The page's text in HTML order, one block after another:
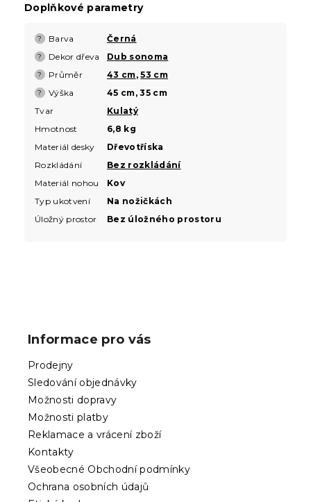
Doplňkové parametry
? Barva Černá
? Dekor dřeva Dub sonoma
? Průměr 43 cm,53 cm
? Výška
45 cm, 35 cm
Tvar
Kulatý
Hmotnost
6,8 kg
Materiál desky
Dřevotříska
Rozkládání
Bez rozkládání
Materiál nohou
Kov
Typ ukotvení
Na nožičkách
Úložný prostor
Bez úložného prostoru
Informace pro vás
Prodejny
Sledování objednávky
Možnosti dopravy
Možnosti platby
Reklamace a vrácení zboží
Kontakty
Všeobecné Obchodní podmínky
Ochrana osobních údajů